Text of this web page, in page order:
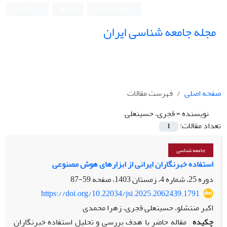
مجله جامعه شناسی ایران
صفحه اصلی
فهرست مقالات
نویسنده =قجری، حسینعلی
تعداد مقالات:
1
جامعه شناسی
استفاده خبرنگاران ایرانی از ابزارهای هوش مصنوعی
دوره 25، شماره 4، زمستان 1403، صفحه
59-87
https://doi.org/10.22034/jsi.2025.2062439.1791
اکبر منتشلو، حسینعلی قجری، زهرا محمدی
چکیده مقاله حاضر با هدف بررسی و تحلیل استفاده خبرنگاران